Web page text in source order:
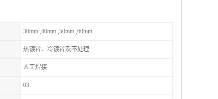
30mm ,40mm ,50mm ,60mm
热镀锌、冷镀锌及不处理
人工焊接
03